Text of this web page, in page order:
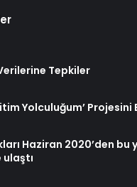
Tepkiler
Yolculuğum’
Haziran 2020’den bu
ulaştı